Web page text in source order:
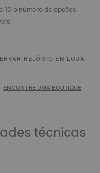
10 o número de opções
RELÓGIO EM LOJA
ENCONTRE UMA BOUTIQUE
técnicas